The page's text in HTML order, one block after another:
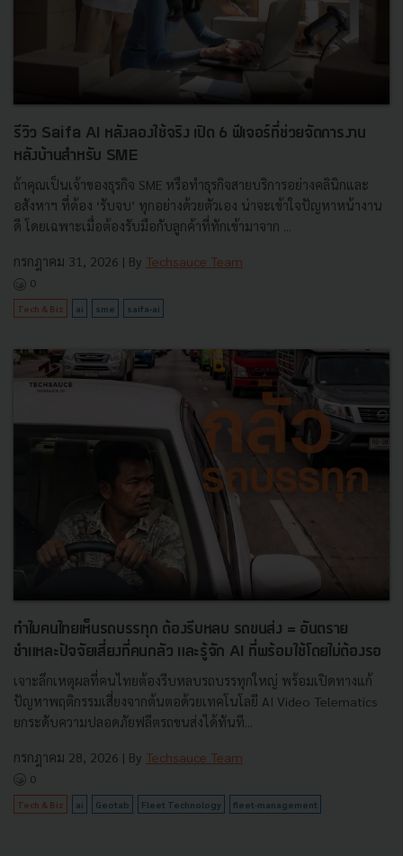
รีวิว Saifa AI หลังลองใช้จริง เปิด 6 ฟีเจอร์ที่ช่วยจัดการงาน
หลังบ้านสำหรับ SME
ถ้าคุณเป็นเจ้าของธุรกิจ SME หรือทำธุรกิจสายบริการอย่างคลินิกและ
อสังหาฯ ที่ต้อง ‘รับจบ’ ทุกอย่างด้วยตัวเอง น่าจะเข้าใจปัญหาหน้างาน
ดี โดยเฉพาะเมื่อต้องรับมือกับลูกค้าที่ทักเข้ามาจาก ...
กรกฎาคม 31, 2026 | By Techsauce Team
0
Tech & Biz ai sme saifa-ai
ทำไมคนไทยเห็นรถบรรทุก ต้องรีบหลบ รถขนส่ง = อันตราย
ชำแหละปัจจัยเสี่ยงที่คนกลัว และรู้จัก AI ที่พร้อมใช้โดยไม่ต้องรอ
เจาะลึกเหตุผลที่คนไทยต้องรีบหลบรถบรรทุกใหญ่ พร้อมเปิดทางแก้
ปัญหาพฤติกรรมเสี่ยงจากต้นตอด้วยเทคโนโลยี AI Video Telematics
ยกระดับความปลอดภัยฟลีตรถขนส่งได้ทันที...
กรกฎาคม 28, 2026 | By Techsauce Team
0
Tech & Biz ai Geotab Fleet Technology fleet-management